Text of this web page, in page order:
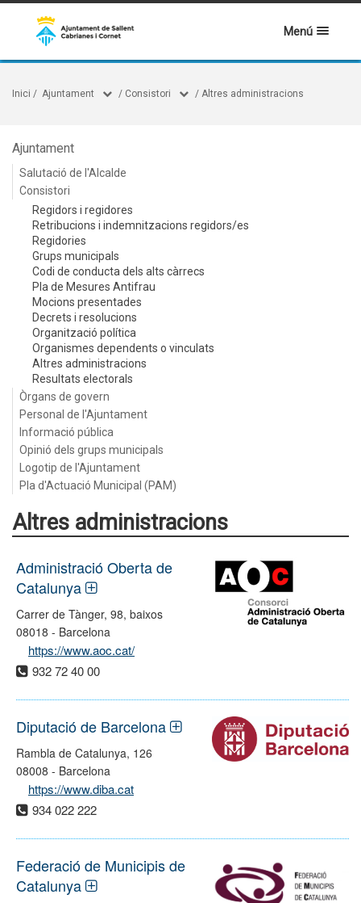
Menú
Inici / Ajuntament / Consistori / Altres administracions
Ajuntament
Salutació de l'Alcalde
Consistori
Regidors i regidores
Retribucions i indemnitzacions regidors/es
Regidories
Grups municipals
Codi de conducta dels alts càrrecs
Pla de Mesures Antifrau
Mocions presentades
Decrets i resolucions
Organització política
Organismes dependents o vinculats
Altres administracions
Resultats electorals
Òrgans de govern
Personal de l'Ajuntament
Informació pública
Opinió dels grups municipals
Logotip de l'Ajuntament
Pla d'Actuació Municipal (PAM)
Altres administracions
Administració Oberta de
Catalunya
Carrer de Tànger, 98, baixos
08018 - Barcelona
https://www.aoc.cat/
932 72 40 00
Diputació de Barcelona
Rambla de Catalunya, 126
08008 - Barcelona
https://www.diba.cat
934 022 222
Federació de Municipis de
Catalunya